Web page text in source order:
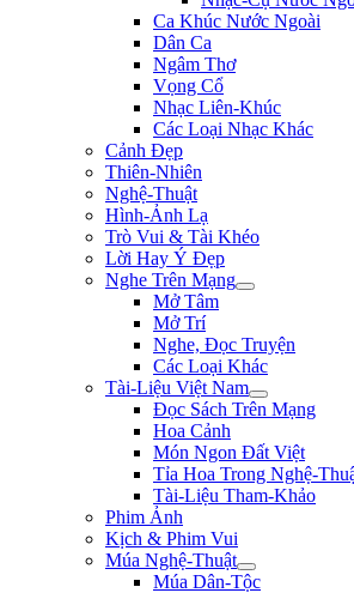
Ca Khúc Nước Ngoài
Dân Ca
Ngâm Thơ
Vọng Cổ
Nhạc Liên-Khúc
Các Loại Nhạc Khác
Cảnh Đẹp
Thiên-Nhiên
Nghệ-Thuật
Hình-Ảnh Lạ
Trò Vui & Tài Khéo
Lời Hay Ý Đẹp
Nghe Trên Mạng
Mở Tâm
Mở Trí
Nghe, Đọc Truyện
Các Loại Khác
Tài-Liệu Việt Nam
Đọc Sách Trên Mạng
Hoa Cảnh
Món Ngon Đất Việt
Tỉa Hoa Trong Nghệ-
Tài-Liệu Tham-Khảo
Phim Ảnh
Kịch & Phim Vui
Múa Nghệ-Thuật
Múa Dân-Tộc